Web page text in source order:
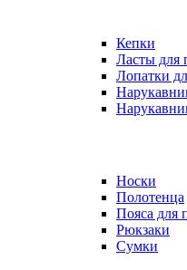
Кепки
Ласты для
Лопатки
Носки
Полотенца
Пояса для
Рюкзаки
Сумки